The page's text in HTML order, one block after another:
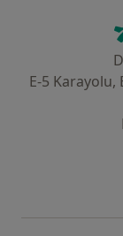
E-5 Karayolu,